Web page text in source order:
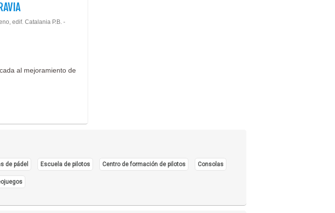
edif. Catalania P.B. -
al mejoramiento de
de pádel Escuela de pilotos Centro de formación de pilotos Consolas